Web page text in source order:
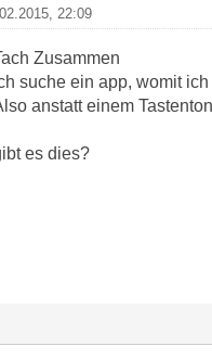
22:09
Zusammen
suche ein app, womit
anstatt einem
es dies?